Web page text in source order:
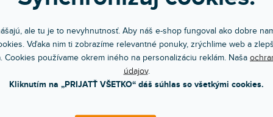
ale tu je to nevyhnutnosť. Aby náš e-shop fungoval ako dobre
Vďaka nim ti zobrazíme relevantné ponuky, zrýchlime web a
Cookies používame okrem iného na personalizáciu reklám. Naša
údajov.
Kliknutím na „PRIJATŤ VŠETKO“ dáš súhlas so všetkými cookies.
PA Mixážny zosilňovač
na predajni (1 ks
patrí do rady plne vybavených,
PDW360MP3 PA mixážny
Skladom na predajni( 1 ks)
Sériový zosilňovač pre montáž do
ktorý je možné použiť buď ako 100V...